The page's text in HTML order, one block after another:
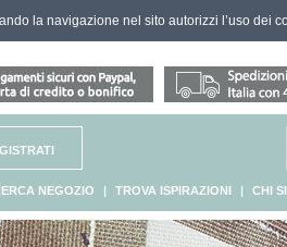
la navigazione nel sito autorizzi l’uso dei
NEGOZIO | TROVA ISPIRAZIONI | CHI